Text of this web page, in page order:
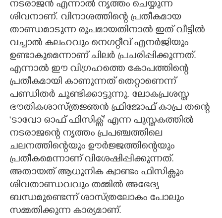
നടരാജൻ എന്നാൽ നൃത്തം ചെയ്യുന്ന
ശിവനാണ്. വിനാശത്തിന്റെ പ്രതീകമായ
താണ്ഡമാടുന്ന രൂപമായതിനാൽ ഇത് വീട്ടിൽ
വച്ചാൽ കലഹവും നെഗറ്റീവ് എനർജിയും
ഉണ്ടാകുമെന്നാണ് ചിലർ പ്രചരിപ്പിക്കുന്നത്.
എന്നാൽ ഈ വിഗ്രഹത്തെ കോപത്തിന്റെ
പ്രതീകമായി കാണുന്നത് തെറ്റാണെന്ന്
പണ്ഡിതർ ചൂണ്ടിക്കാട്ടുന്നു. ലോകപ്രശസ്ത
ഭൗതികശാസ്ത്രജ്ഞൻ ഫ്രിജോഫ് കാപ്ര തന്റെ
'ടാവോ ഓഫ് ഫിസിക്സ്' എന്ന പുസ്തകത്തിൽ
നടരാജന്റെ നൃത്തം പ്രപഞ്ചത്തിലെ
ചലനത്തിന്റെയും ഊർജ്ജത്തിന്റെയും
പ്രതീകമെന്നാണ് വിശേഷിപ്പിക്കുന്നത്.
അതായത് ആധുനിക ക്വാണ്ടം ഫിസിക്സും
ശിവതാണ്ഡവവും തമ്മിൽ അഭേദ്യ
ബന്ധമുണ്ടെന്ന് ശാസ്ത്രലോകം പോലും
സമ്മതിക്കുന്ന കാര്യമാണ്.